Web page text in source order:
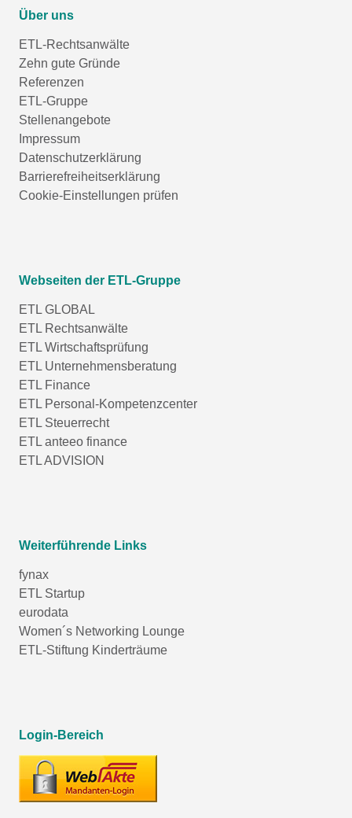
Über uns
ETL-Rechtsanwälte
Zehn gute Gründe
Referenzen
ETL-Gruppe
Stellenangebote
Impressum
Datenschutzerklärung
Barrierefreiheitserklärung
Cookie-Einstellungen prüfen
Webseiten der ETL-Gruppe
ETL GLOBAL
ETL Rechtsanwälte
ETL Wirtschaftsprüfung
ETL Unternehmensberatung
ETL Finance
ETL Personal-Kompetenzcenter
ETL Steuerrecht
ETL anteeo finance
ETL ADVISION
Weiterführende Links
fynax
ETL Startup
eurodata
Women´s Networking Lounge
ETL-Stiftung Kinderträume
Login-Bereich